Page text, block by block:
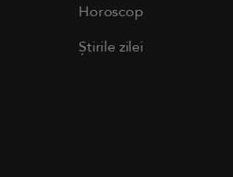
Horoscop
Știrile zilei